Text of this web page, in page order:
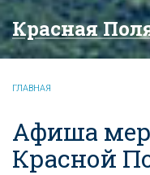
Красная
ГЛАВНАЯ
Афиша
Красной